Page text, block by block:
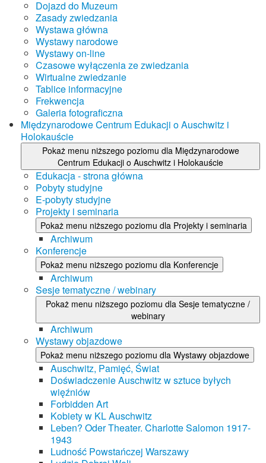
Dojazd do Muzeum
Zasady zwiedzania
Wystawa główna
Wystawy narodowe
Wystawy on-line
Czasowe wyłączenia ze zwiedzania
Wirtualne zwiedzanie
Tablice informacyjne
Frekwencja
Galeria fotograficzna
Międzynarodowe Centrum Edukacji o Auschwitz i
Holokauście
Pokaż menu niższego poziomu dla Międzynarodowe
Centrum Edukacji o Auschwitz i Holokauście
Edukacja - strona główna
Pobyty studyjne
E-pobyty studyjne
Projekty i seminaria
Pokaż menu niższego poziomu dla Projekty i seminaria
Archiwum
Konferencje
Pokaż menu niższego poziomu dla Konferencje
Archiwum
Sesje tematyczne / webinary
Pokaż menu niższego poziomu dla Sesje tematyczne /
webinary
Archiwum
Wystawy objazdowe
Pokaż menu niższego poziomu dla Wystawy objazdowe
Auschwitz, Pamięć, Świat
Doświadczenie Auschwitz w sztuce byłych
więźniów
Forbidden Art
Kobiety w KL Auschwitz
Leben? Oder Theater. Charlotte Salomon 1917-
1943
Ludność Powstańczej Warszawy